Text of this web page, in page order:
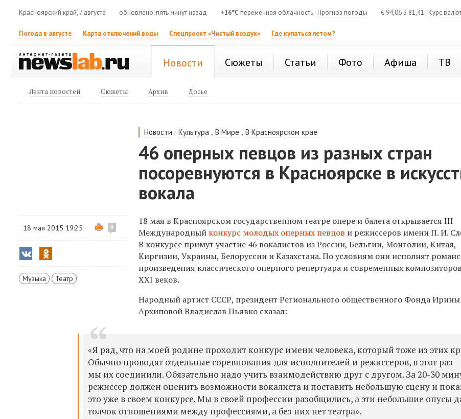
Красноярский край, 7 августа обновлено: пять минут назад +16°C переменная облачность Прогноз погоды € 94,06 $ 81,41 Курс
Погода в августе Карта отключений воды Спецпроект «Чистый воздух» Где купаться летом?
Новости Сюжеты Статьи Фото Афиша ТВ
Лента новостей Сюжеты Архив Досье
Новости /Культура ,В Мире ,В Красноярском крае
46 оперных певцов из разных стран
посоревнуются в Красноярске в
вокала
18 мая 2015 19:25 8
Музыка Театр
18 мая в Красноярском государственном театре опере и балета открывается III
Международный конкурс молодых оперных певцов и режиссеров имени П. И.
В конкурсе примут участие 46 вокалистов из России, Бельгии, Монголии, Китая,
Киргизии, Украины, Белоруссии и Казахстана. По условиям они исполнят
произведения классического оперного репертуара и современных
XXI веков.
Народный артист СССР, президент Регионального общественного Фонда Ирины
Архиповой Владислав Пьявко сказал:
«Я рад, что на моей родине проходит конкурс имени человека, который тоже из этих
Обычно проводят отдельные соревнования для исполнителей и режиссеров, в этот раз
мы их соединили. Обязательно надо учить взаимодействию друг с другом. За 20-30
режиссер должен оценить возможности вокалиста и поставить небольшую сцену и
это уже в своем конкурсе. Мы в своей профессии разобщились, а эти небольшие опусы
толчок отношениями между профессиями, а без них нет театра».